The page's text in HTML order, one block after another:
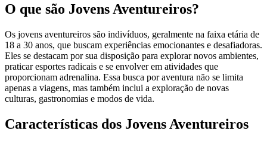
O que são Jovens Aventureiros?
Os jovens aventureiros são indivíduos, geralmente na faixa etária de
18 a 30 anos, que buscam experiências emocionantes e desafiadoras.
Eles se destacam por sua disposição para explorar novos ambientes,
praticar esportes radicais e se envolver em atividades que
proporcionam adrenalina. Essa busca por aventura não se limita
apenas a viagens, mas também inclui a exploração de novas
culturas, gastronomias e modos de vida.
Características dos Jovens Aventureiros